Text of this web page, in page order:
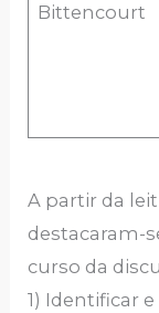
Bittencourt
A partir da
destacaram-
curso da
1) Identificar